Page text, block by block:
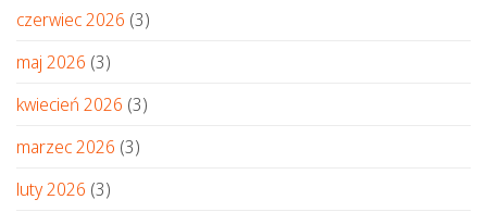
czerwiec 2026 (3)
maj 2026 (3)
kwiecień 2026 (3)
marzec 2026 (3)
luty 2026 (3)